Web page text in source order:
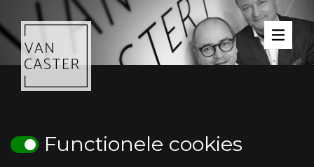
Functionele cookies